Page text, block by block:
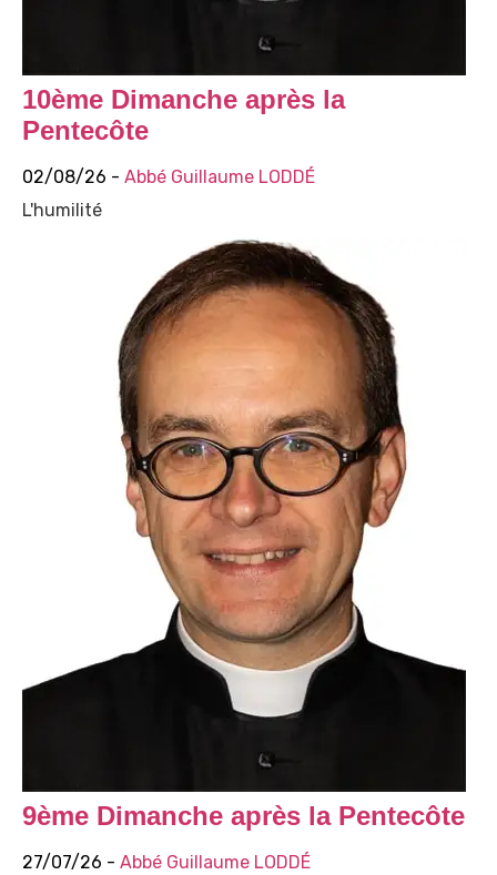
10ème Dimanche après la
Pentecôte
02/08/26 - Abbé Guillaume LODDÉ
L'humilité
9ème Dimanche après la Pentecôte
27/07/26 - Abbé Guillaume LODDÉ